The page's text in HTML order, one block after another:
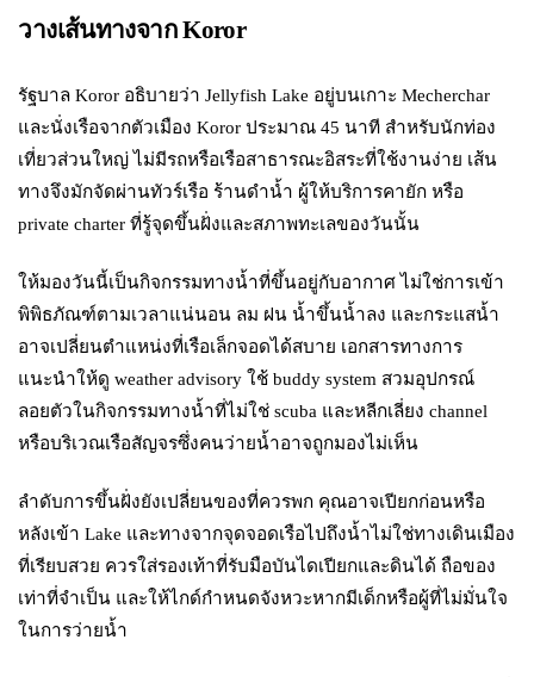
วางเส้นทางจาก Koror
รัฐบาล Koror อธิบายว่า Jellyfish Lake อยู่บนเกาะ Mecherchar
และนั่งเรือจากตัวเมือง Koror ประมาณ 45 นาที สำหรับนักท่อง
เที่ยวส่วนใหญ่ ไม่มีรถหรือเรือสาธารณะอิสระที่ใช้งานง่าย เส้น
ทางจึงมักจัดผ่านทัวร์เรือ ร้านดำน้ำ ผู้ให้บริการคายัก หรือ
private charter ที่รู้จุดขึ้นฝั่งและสภาพทะเลของวันนั้น
ให้มองวันนี้เป็นกิจกรรมทางน้ำที่ขึ้นอยู่กับอากาศ ไม่ใช่การเข้า
พิพิธภัณฑ์ตามเวลาแน่นอน ลม ฝน น้ำขึ้นน้ำลง และกระแสน้ำ
อาจเปลี่ยนตำแหน่งที่เรือเล็กจอดได้สบาย เอกสารทางการ
แนะนำให้ดู weather advisory ใช้ buddy system สวมอุปกรณ์
ลอยตัวในกิจกรรมทางน้ำที่ไม่ใช่ scuba และหลีกเลี่ยง channel
หรือบริเวณเรือสัญจรซึ่งคนว่ายน้ำอาจถูกมองไม่เห็น
ลำดับการขึ้นฝั่งยังเปลี่ยนของที่ควรพก คุณอาจเปียกก่อนหรือ
หลังเข้า Lake และทางจากจุดจอดเรือไปถึงน้ำไม่ใช่ทางเดินเมือง
ที่เรียบสวย ควรใส่รองเท้าที่รับมือบันไดเปียกและดินได้ ถือของ
เท่าที่จำเป็น และให้ไกด์กำหนดจังหวะหากมีเด็กหรือผู้ที่ไม่มั่นใจ
ในการว่ายน้ำ